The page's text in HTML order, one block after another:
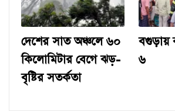
দেশের সাত অঞ্চলে ৬০
কিলোমিটার বেগে ঝড়-
বৃষ্টির সতর্কতা
বগুড়ায়
৬